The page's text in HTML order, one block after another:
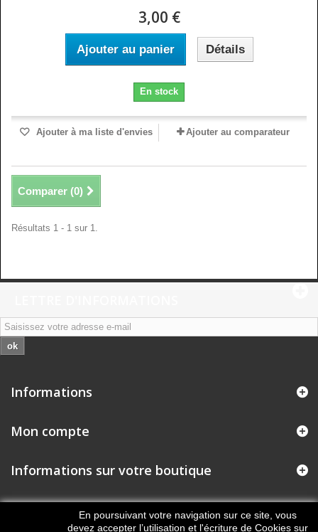
3,00 €
Ajouter au panier Détails
En stock
Ajouter à ma liste d'envies Ajouter au comparateur
Comparer (0)
Résultats 1 - 1 sur 1.
ok
Informations
Mon compte
Informations sur votre boutique
En poursuivant votre navigation sur ce site, vous
devez accepter l’utilisation et l'écriture de Cookies sur